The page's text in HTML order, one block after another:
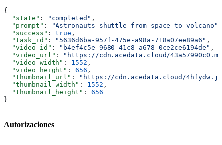
{
  "state"
: "completed" ,
  "prompt"
: "Astronauts shuttle from space to volcano"
  "success"
: true ,
  "task_id"
: "5636d6ba-957f-475e-a98a-718a07ee89a6" ,
  "video_id"
: "b4ef4c5e-9680-41c8-a678-0ce2ce6194de" ,
  "video_url"
:
"https://cdn.acedata.cloud/
  "video_width"
: 1552 ,
  "video_height"
: 656 ,
  "thumbnail_url"
:
"https://cdn.acedata.cloud/
  "thumbnail_width"
: 1552 ,
  "thumbnail_height"
: 656
}
Autorizaciones